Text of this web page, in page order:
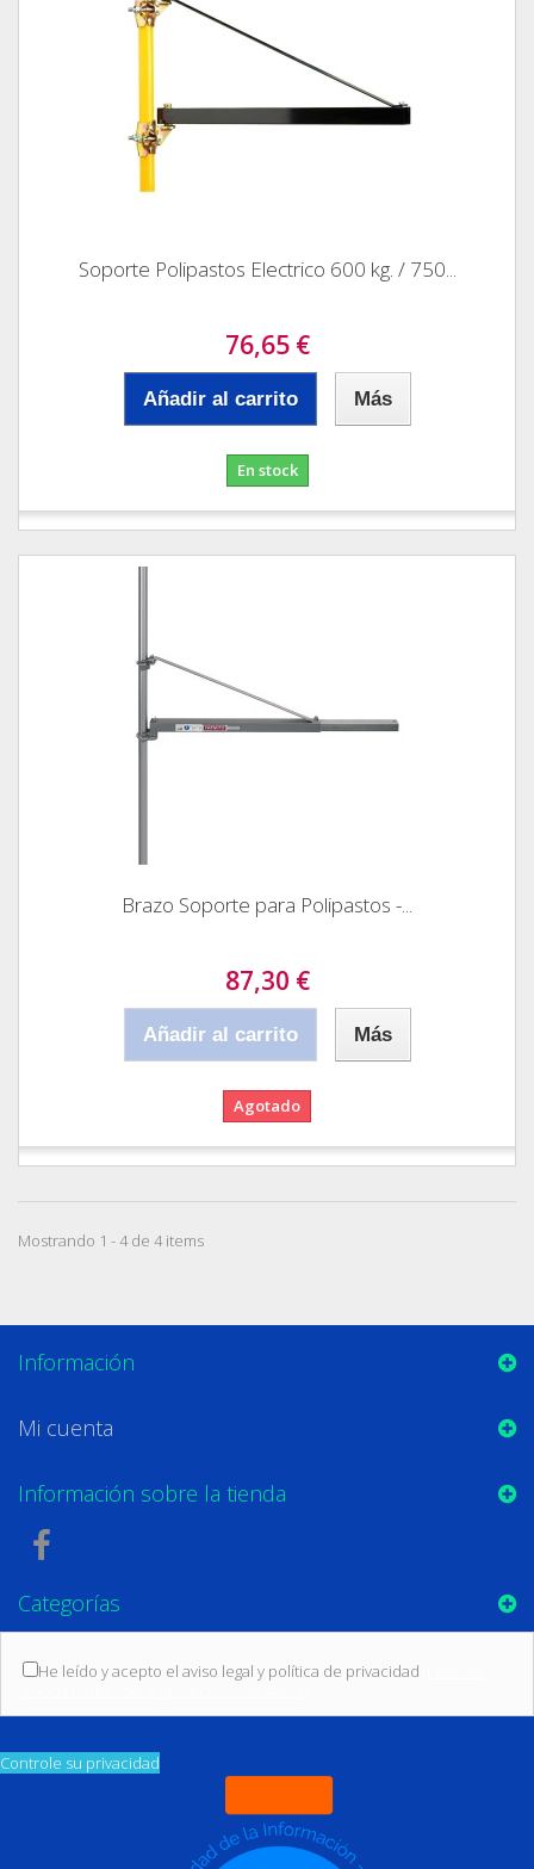
Soporte Polipastos Electrico 600 kg. / 750...
76,65 €
Añadir al carrito Más
En stock
Brazo Soporte para Polipastos -...
87,30 €
Añadir al carrito Más
Agotado
Mostrando 1 - 4 de 4 items
Información
Mi cuenta
Información sobre la tienda
Categorías
He leído y acepto el aviso legal y política de privacidad
Controle su privacidad